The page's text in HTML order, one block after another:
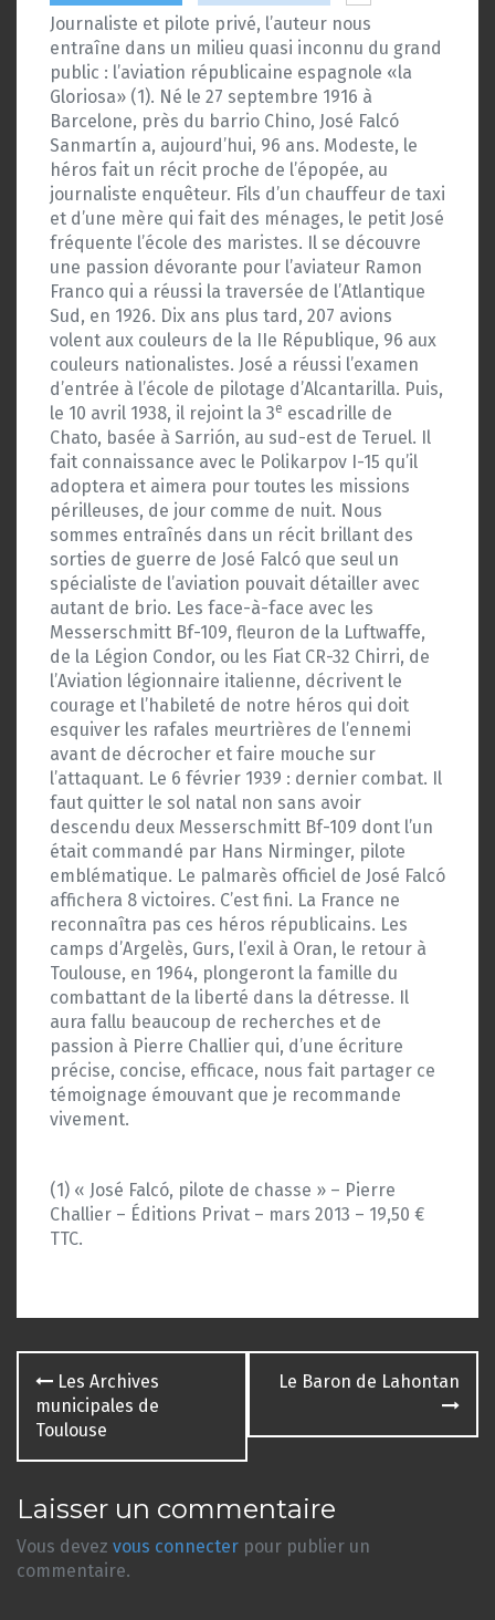
Journaliste et pilote privé, l’auteur nous
entraîne dans un milieu quasi inconnu du grand
public : l’aviation républicaine espagnole «la
Gloriosa» (1). Né le 27 septembre 1916 à
Barcelone, près du barrio Chino, José Falcó
Sanmartín a, aujourd’hui, 96 ans. Modeste, le
héros fait un récit proche de l’épopée, au
journaliste enquêteur. Fils d’un chauffeur de taxi
et d’une mère qui fait des ménages, le petit José
fréquente l’école des maristes. Il se découvre
une passion dévorante pour l’aviateur Ramon
Franco qui a réussi la traversée de l’Atlantique
Sud, en 1926. Dix ans plus tard, 207 avions
volent aux couleurs de la IIe République, 96 aux
couleurs nationalistes. José a réussi l’examen
d’entrée à l’école de pilotage d’Alcantarilla. Puis,
le 10 avril 1938, il rejoint la 3e escadrille de
Chato, basée à Sarrión, au sud-est de Teruel. Il
fait connaissance avec le Polikarpov I-15 qu’il
adoptera et aimera pour toutes les missions
périlleuses, de jour comme de nuit. Nous
sommes entraînés dans un récit brillant des
sorties de guerre de José Falcó que seul un
spécialiste de l’aviation pouvait détailler avec
autant de brio. Les face-à-face avec les
Messerschmitt Bf-109, fleuron de la Luftwaffe,
de la Légion Condor, ou les Fiat CR-32 Chirri, de
l’Aviation légionnaire italienne, décrivent le
courage et l’habileté de notre héros qui doit
esquiver les rafales meurtrières de l’ennemi
avant de décrocher et faire mouche sur
l’attaquant. Le 6 février 1939 : dernier combat. Il
faut quitter le sol natal non sans avoir
descendu deux Messerschmitt Bf-109 dont l’un
était commandé par Hans Nirminger, pilote
emblématique. Le palmarès officiel de José Falcó
affichera 8 victoires. C’est fini. La France ne
reconnaîtra pas ces héros républicains. Les
camps d’Argelès, Gurs, l’exil à Oran, le retour à
Toulouse, en 1964, plongeront la famille du
combattant de la liberté dans la détresse. Il
aura fallu beaucoup de recherches et de
passion à Pierre Challier qui, d’une écriture
précise, concise, efficace, nous fait partager ce
témoignage émouvant que je recommande
vivement.
(1) « José Falcó, pilote de chasse » – Pierre
Challier – Éditions Privat – mars 2013 – 19,50 €
TTC.
Navigation
des
articles
Les Archives
municipales de
Toulouse
Le Baron de Lahontan
Laisser un commentaire
Vous devez vous connecter pour publier un
commentaire.